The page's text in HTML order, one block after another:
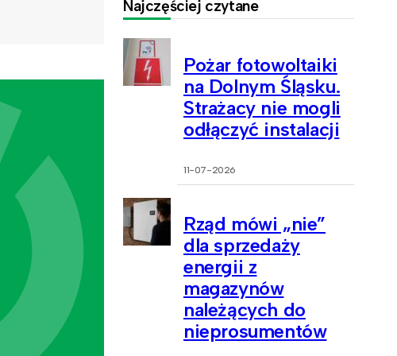
Najczęściej czytane
Pożar fotowoltaiki
na Dolnym Śląsku.
Strażacy nie mogli
odłączyć instalacji
11-07-2026
Rząd mówi „nie”
dla sprzedaży
energii z
magazynów
należących do
nieprosumentów